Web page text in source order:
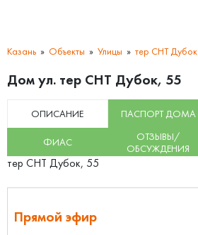
Казань Объекты Улицы тер СНТ Дубок
Дом ул. тер СНТ Дубок, 55
ОПИСАНИЕ ПАСПОРТ ДОМА
ФИАС
ОТЗЫВЫ/
ОБСУЖДЕНИЯ
тер СНТ Дубок, 55
Прямой эфир